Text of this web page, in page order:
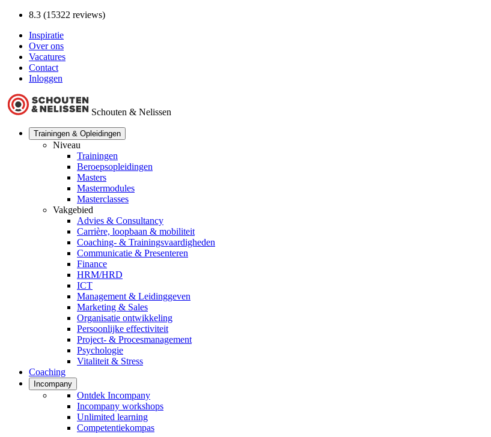
8.3 (15322 reviews)
Inspiratie
Over ons
Vacatures
Contact
Inloggen
Schouten & Nelissen
Trainingen & Opleidingen
Niveau
Trainingen
Beroepsopleidingen
Masters
Mastermodules
Masterclasses
Vakgebied
Advies & Consultancy
Carrière, loopbaan & mobiliteit
Coaching- & Trainingsvaardigheden
Communicatie & Presenteren
Finance
HRM/HRD
ICT
Management & Leidinggeven
Marketing & Sales
Organisatie ontwikkeling
Persoonlijke effectiviteit
Project- & Procesmanagement
Psychologie
Vitaliteit & Stress
Coaching
Incompany
Ontdek Incompany
Incompany workshops
Unlimited learning
Competentiekompas